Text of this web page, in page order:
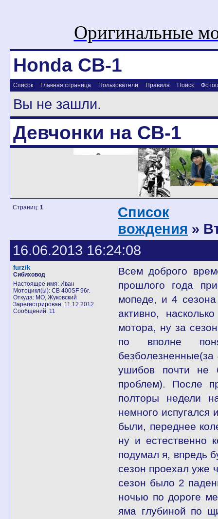
Оригинальные
Honda CB-1
Список Главная страница Пользователи Правила Поиск
Вы не зашли.
Девчонки на CB-1
Страниц: 1 Список
вождения »
16.06.2013 16:24:08
furzik
Сибиховод
Настоящее имя: Иван
Мотоцикл(ы): CB 400SF 96г.
Откуда: МО, Жуковский
Зарегистрирован: 11.12.2012
Сообщений: 11
Всем доброго
прошлого года
мопеде, и 4
активно,
мотора, ну за
по вполне
ушибов почти не
проблем). После
полторы недели
немного
были, переднее
ну и естественно
подумал я, впредь
сезон проехал уже
сезон было 2
ночью по дороге
яма глубиной по